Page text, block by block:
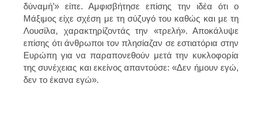
δύναμή’» είπε. Αμφισβήτησε επίσης την ιδέα ότι ο
Μάξιμος είχε σχέση με τη σύζυγό του καθώς και με τη
Λουσίλα, χαρακτηρίζοντάς την «τρελή». Αποκάλυψε
επίσης ότι άνθρωποι τον πλησίαζαν σε εστιατόρια στην
Ευρώπη για να παραπονεθούν μετά την κυκλοφορία
της συνέχειας και εκείνος απαντούσε: «Δεν ήμουν εγώ,
δεν το έκανα εγώ».